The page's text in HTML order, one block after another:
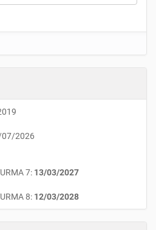
07/2026
7: 13/03/2027
8: 12/03/2028